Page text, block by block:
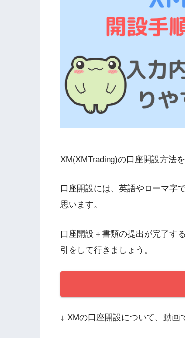
XM(XMTrading)の口座開設方法
口座開設には、英語やローマ字
思います。
口座開設＋書類の提出が完了す
引をして行きましょう。
↓ XMの口座開設について、動画